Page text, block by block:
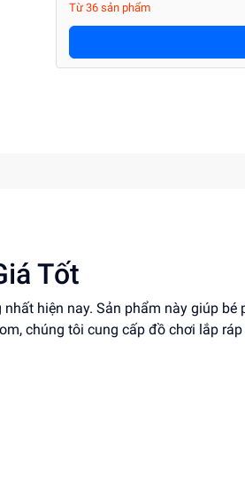
Từ 36 sản phẩm
Tốt
hiện nay. Sản phẩm này giúp bé
chúng tôi cung cấp đồ chơi lắp